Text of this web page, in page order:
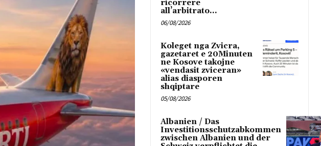
ricorrere
all’arbitrato...
06/08/2026
Koleget nga Zvicra,
gazetaret e 20Minuten
ne Kosove takojne
«vendasit zviceran»
alias diasporen
shqiptare
05/08/2026
Albanien / Das
Investitionsschutzabkommen
zwischen Albanien und der